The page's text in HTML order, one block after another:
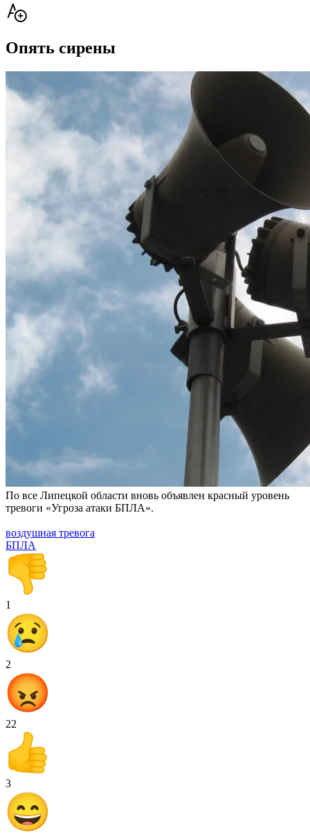
Опять сирены
По все Липецкой области вновь объявлен красный уровень
тревоги «Угроза атаки БПЛА».
воздушная тревога
БПЛА
1
2
22
3